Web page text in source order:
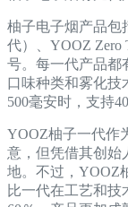
柚子电子烟产品包
代）、YOOZ Zero
号。每一代产品都
口味种类和雾化技
500毫安时，支持
YOOZ柚子一代作
意，但凭借其创始
地。不过，YOOZ
比一代在工艺和技